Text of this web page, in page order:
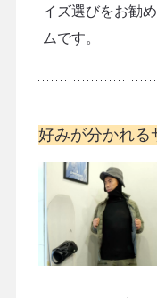
イズ選びをお勧
ムです。
好みが分かれる